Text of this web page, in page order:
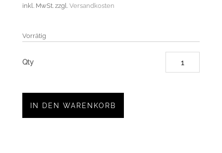
inkl. MwSt. zzgl. Versandkosten
Vorrätig
IN DEN WARENKORB